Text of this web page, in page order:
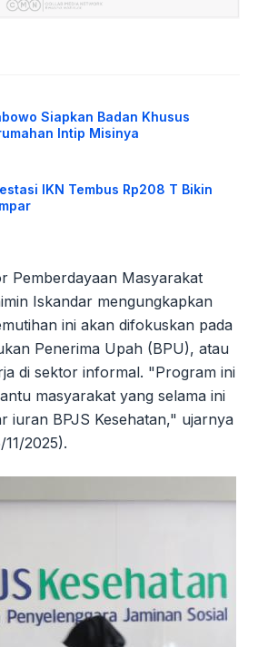
Siapkan Badan Khusus
Intip Misinya
IKN Tembus Rp208 T Bikin
Pemberdayaan Masyarakat
Iskandar mengungkapkan
ini akan difokuskan pada
Penerima Upah (BPU), atau
di sektor informal. "Program ini
masyarakat yang selama ini
iuran BPJS Kesehatan," ujarnya
2025).